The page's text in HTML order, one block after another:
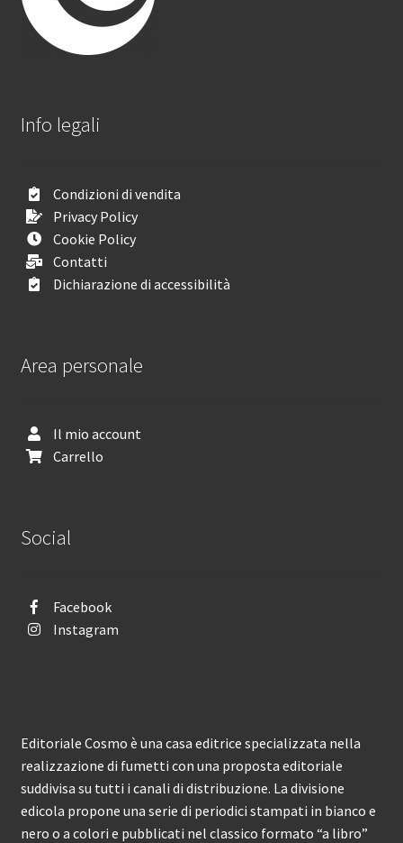
Info legali
Condizioni di vendita
Privacy Policy
Cookie Policy
Contatti
Dichiarazione di accessibilità
Area personale
Il mio account
Carrello
Social
Facebook
Instagram
Editoriale Cosmo è una casa editrice specializzata nella
realizzazione di fumetti con una proposta editoriale
suddivisa su tutti i canali di distribuzione. La divisione
edicola propone una serie di periodici stampati in bianco e
nero o a colori e pubblicati nel classico formato “a libro”